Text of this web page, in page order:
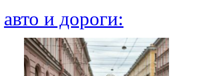
авто и дороги: